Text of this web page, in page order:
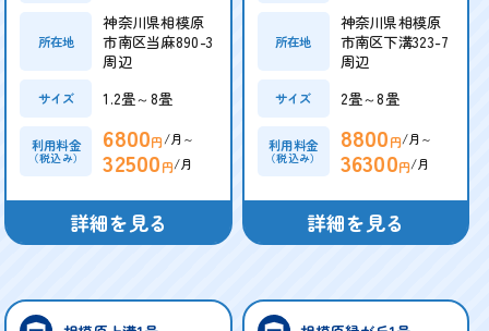
所在地
神奈川県相模原
市南区当麻890-3
周辺
サイズ 1.2畳～8畳
利用料金
（税込み）
6800円/月～
32500円/月
詳細を見る
所在地
神奈川県相模原
市南区下溝323-7
周辺
サイズ 2畳～8畳
利用料金
（税込み）
8800円/月～
36300円/月
詳細を見る